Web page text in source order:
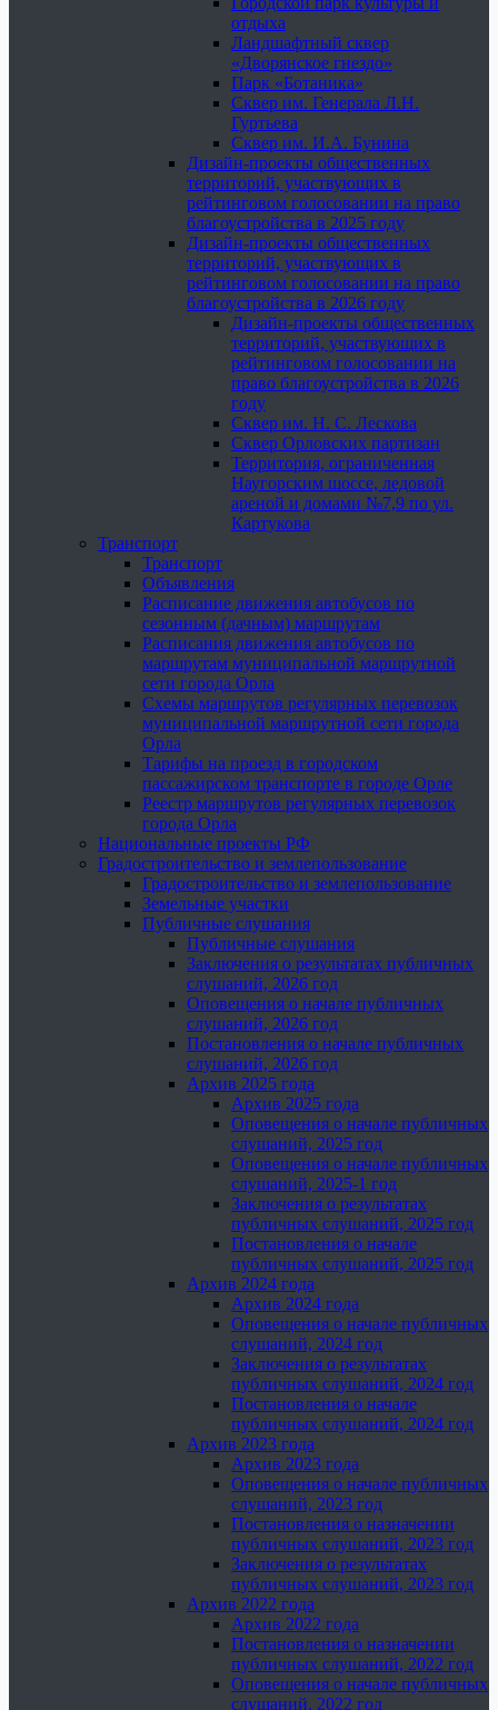
отдыха
Ландшафтный сквер
«Дворянское гнездо»
Парк «Ботаника»
Сквер им. Генерала Л.Н.
Гуртьева
Сквер им. И.А. Бунина
Дизайн-проекты общественных
территорий, участвующих в
рейтинговом голосовании на право
благоустройства в 2025 году
Дизайн-проекты общественных
территорий, участвующих в
рейтинговом голосовании на право
благоустройства в 2026 году
Дизайн-проекты общественных
территорий, участвующих в
рейтинговом голосовании на
право благоустройства в 2026
году
Сквер им. Н. С. Лескова
Сквер Орловских партизан
Территория, ограниченная
Наугорским шоссе, ледовой
ареной и домами №7,9 по ул.
Картукова
Транспорт
Транспорт
Объявления
Расписание движения автобусов по
сезонным (дачным) маршрутам
Расписания движения автобусов по
маршрутам муниципальной маршрутной
сети города Орла
Схемы маршрутов регулярных перевозок
муниципальной маршрутной сети города
Орла
Тарифы на проезд в городском
пассажирском транспорте в городе Орле
Реестр маршрутов регулярных перевозок
города Орла
Национальные проекты РФ
Градостроительство и землепользование
Градостроительство и землепользование
Земельные участки
Публичные слушания
Публичные слушания
Заключения о результатах публичных
слушаний, 2026 год
Оповещения о начале публичных
слушаний, 2026 год
Постановления о начале публичных
слушаний, 2026 год
Архив 2025 года
Архив 2025 года
Оповещения о начале публичных
слушаний, 2025 год
Оповещения о начале публичных
слушаний, 2025-1 год
Заключения о результатах
публичных слушаний, 2025 год
Постановления о начале
публичных слушаний, 2025 год
Архив 2024 года
Архив 2024 года
Оповещения о начале публичных
слушаний, 2024 год
Заключения о результатах
публичных слушаний, 2024 год
Постановления о начале
публичных слушаний, 2024 год
Архив 2023 года
Архив 2023 года
Оповещения о начале публичных
слушаний, 2023 год
Постановления о назначении
публичных слушаний, 2023 год
Заключения о результатах
публичных слушаний, 2023 год
Архив 2022 года
Архив 2022 года
Постановления о назначении
публичных слушаний, 2022 год
Оповещения о начале публичных
слушаний, 2022 год